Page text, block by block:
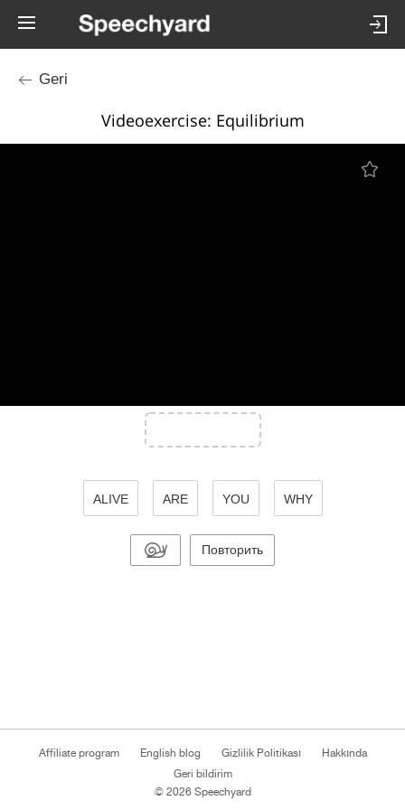
Geri
Videoexercise: Equilibrium
ALIVE ARE YOU WHY
Повторить
Affiliate program English blog Gizlilik Politikası
Hakkında
Geri bildirim
© 2026 Speechyard